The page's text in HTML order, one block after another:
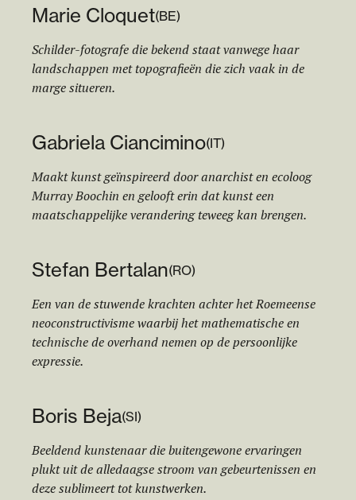
Marie Cloquet(BE)
Schilder-fotografe die bekend staat vanwege haar
landschappen met topografieën die zich vaak in de
marge situeren.
Gabriela Ciancimino(IT)
Maakt kunst geïnspireerd door anarchist en ecoloog
Murray Boochin en gelooft erin dat kunst een
maatschappelijke verandering teweeg kan brengen.
Stefan Bertalan(RO)
Een van de stuwende krachten achter het Roemeense
neoconstructivisme waarbij het mathematische en
technische de overhand nemen op de persoonlijke
expressie.
Boris Beja(SI)
Beeldend kunstenaar die buitengewone ervaringen
plukt uit de alledaagse stroom van gebeurtenissen en
deze sublimeert tot kunstwerken.